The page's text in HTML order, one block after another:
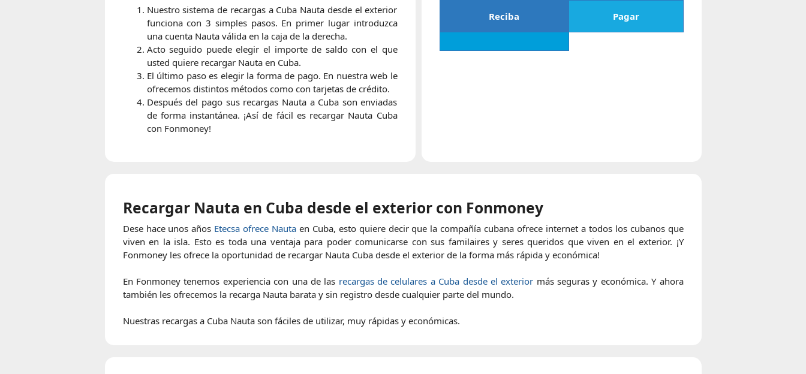
Nuestro sistema de recargas a Cuba Nauta desde el exterior
funciona con 3 simples pasos. En primer lugar introduzca
una cuenta Nauta válida en la caja de la derecha.
Acto seguido puede elegir el importe de saldo con el que
usted quiere recargar Nauta en Cuba.
El último paso es elegir la forma de pago. En nuestra web le
ofrecemos distintos métodos como con tarjetas de crédito.
Después del pago sus recargas Nauta a Cuba son enviadas
de forma instantánea. ¡Así de fácil es recargar Nauta Cuba
con Fonmoney!
Reciba Pagar
Recargar Nauta en Cuba desde el exterior con Fonmoney
Dese hace unos años Etecsa ofrece Nauta en Cuba, esto quiere decir que la compañía cubana ofrece internet a todos los cubanos que
viven en la isla. Esto es toda una ventaja para poder comunicarse con sus familaires y seres queridos que viven en el exterior. ¡Y
Fonmoney les ofrece la oportunidad de recargar Nauta Cuba desde el exterior de la forma más rápida y económica!
En Fonmoney tenemos experiencia con una de las recargas de celulares a Cuba desde el exterior más seguras y económica. Y ahora
también les ofrecemos la recarga Nauta barata y sin registro desde cualquier parte del mundo.
Nuestras recargas a Cuba Nauta son fáciles de utilizar, muy rápidas y económicas.